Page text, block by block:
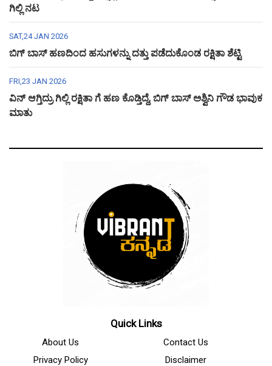
ಗಿಲ್ಲಿ ನಟ
SAT,24 JAN 2026
ಬಿಗ್ ಬಾಸ್ ಹಣದಿಂದ ಹಸುಗಳನ್ನು ದತ್ತು ಪಡೆದುಕೊಂಡ ರಕ್ಷಿತಾ ಶೆಟ್ಟಿ
FRI,23 JAN 2026
ವಿನ್ ಆಗ್ತಿದ್ರು ಗಿಲ್ಲಿ ರಕ್ಷಿತಾ ಗೆ ಹಣ ಕೊಡ್ತಿದ್ದೆ, ಬಿಗ್ ಬಾಸ್ ಅಶ್ವಿನಿ ಗೌಡ ಭಾವುಕ
ಮಾತು
Quick Links
About Us
Contact Us
Privacy Policy
Disclaimer